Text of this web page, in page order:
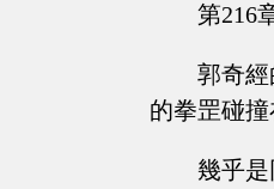
第216
郭奇
的拳罡碰
幾乎